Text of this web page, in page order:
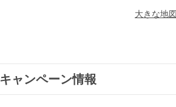
大きな地
キャンペーン情報